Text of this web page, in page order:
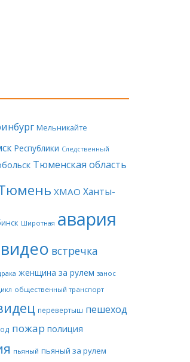
Мельникайте
Республики Следственный
Тюменская область
ХМАО Ханты-
Широтная авария
видео встречка
женщина за рулем занос
общественный транспорт
перевертыш пешеход
пожар полиция
пьяный пьяный за рулем